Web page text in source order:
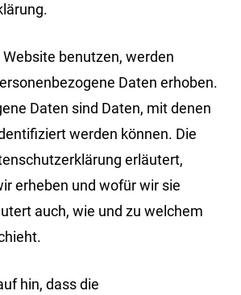
benutzen, werden
Daten erhoben.
Daten sind Daten, mit denen
werden können. Die
erläutert,
erheben und wofür wir sie
auch, wie und zu welchem
hin, dass die